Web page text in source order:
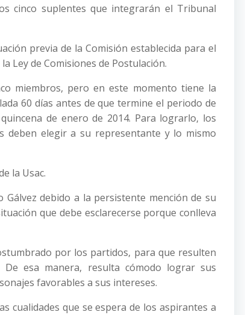
cinco suplentes que integrarán el Tribunal
previa de la Comisión establecida para el
Ley de Comisiones de Postulación.
miembros, pero en este momento tiene la
60 días antes de que termine el periodo de
de enero de 2014. Para lograrlo, los
deben elegir a su representante y lo mismo
la Usac.
debido a la persistente mención de su
que debe esclarecerse porque conlleva
por los partidos, para que resulten
esa manera, resulta cómodo lograr sus
favorables a sus intereses.
cualidades que se espera de los aspirantes a